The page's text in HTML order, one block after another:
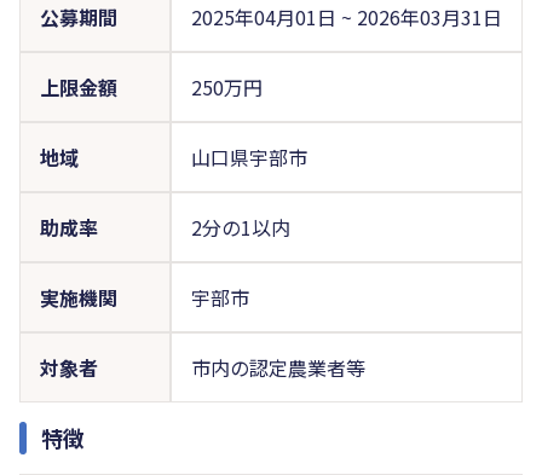
公募期間 2025年04月01日 ~ 2026年03月31日
上限金額 250万円
地域 山口県宇部市
助成率 2分の1以内
実施機関 宇部市
対象者 市内の認定農業者等
特徴